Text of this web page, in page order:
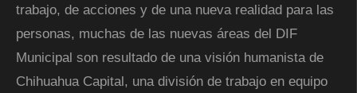
trabajo, de acciones y de una nueva realidad para las
personas, muchas de las nuevas áreas del DIF
Municipal son resultado de una visión humanista de
Chihuahua Capital, una división de trabajo en equipo